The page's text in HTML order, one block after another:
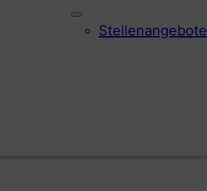
Stellen­angebote